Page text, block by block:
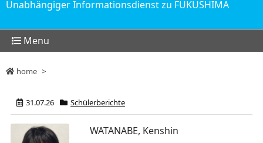
Unabhängiger Informationsdienst zu FUKUSHIMA
Menu
home >
31.07.26 Schülerberichte
WATANABE, Kenshin